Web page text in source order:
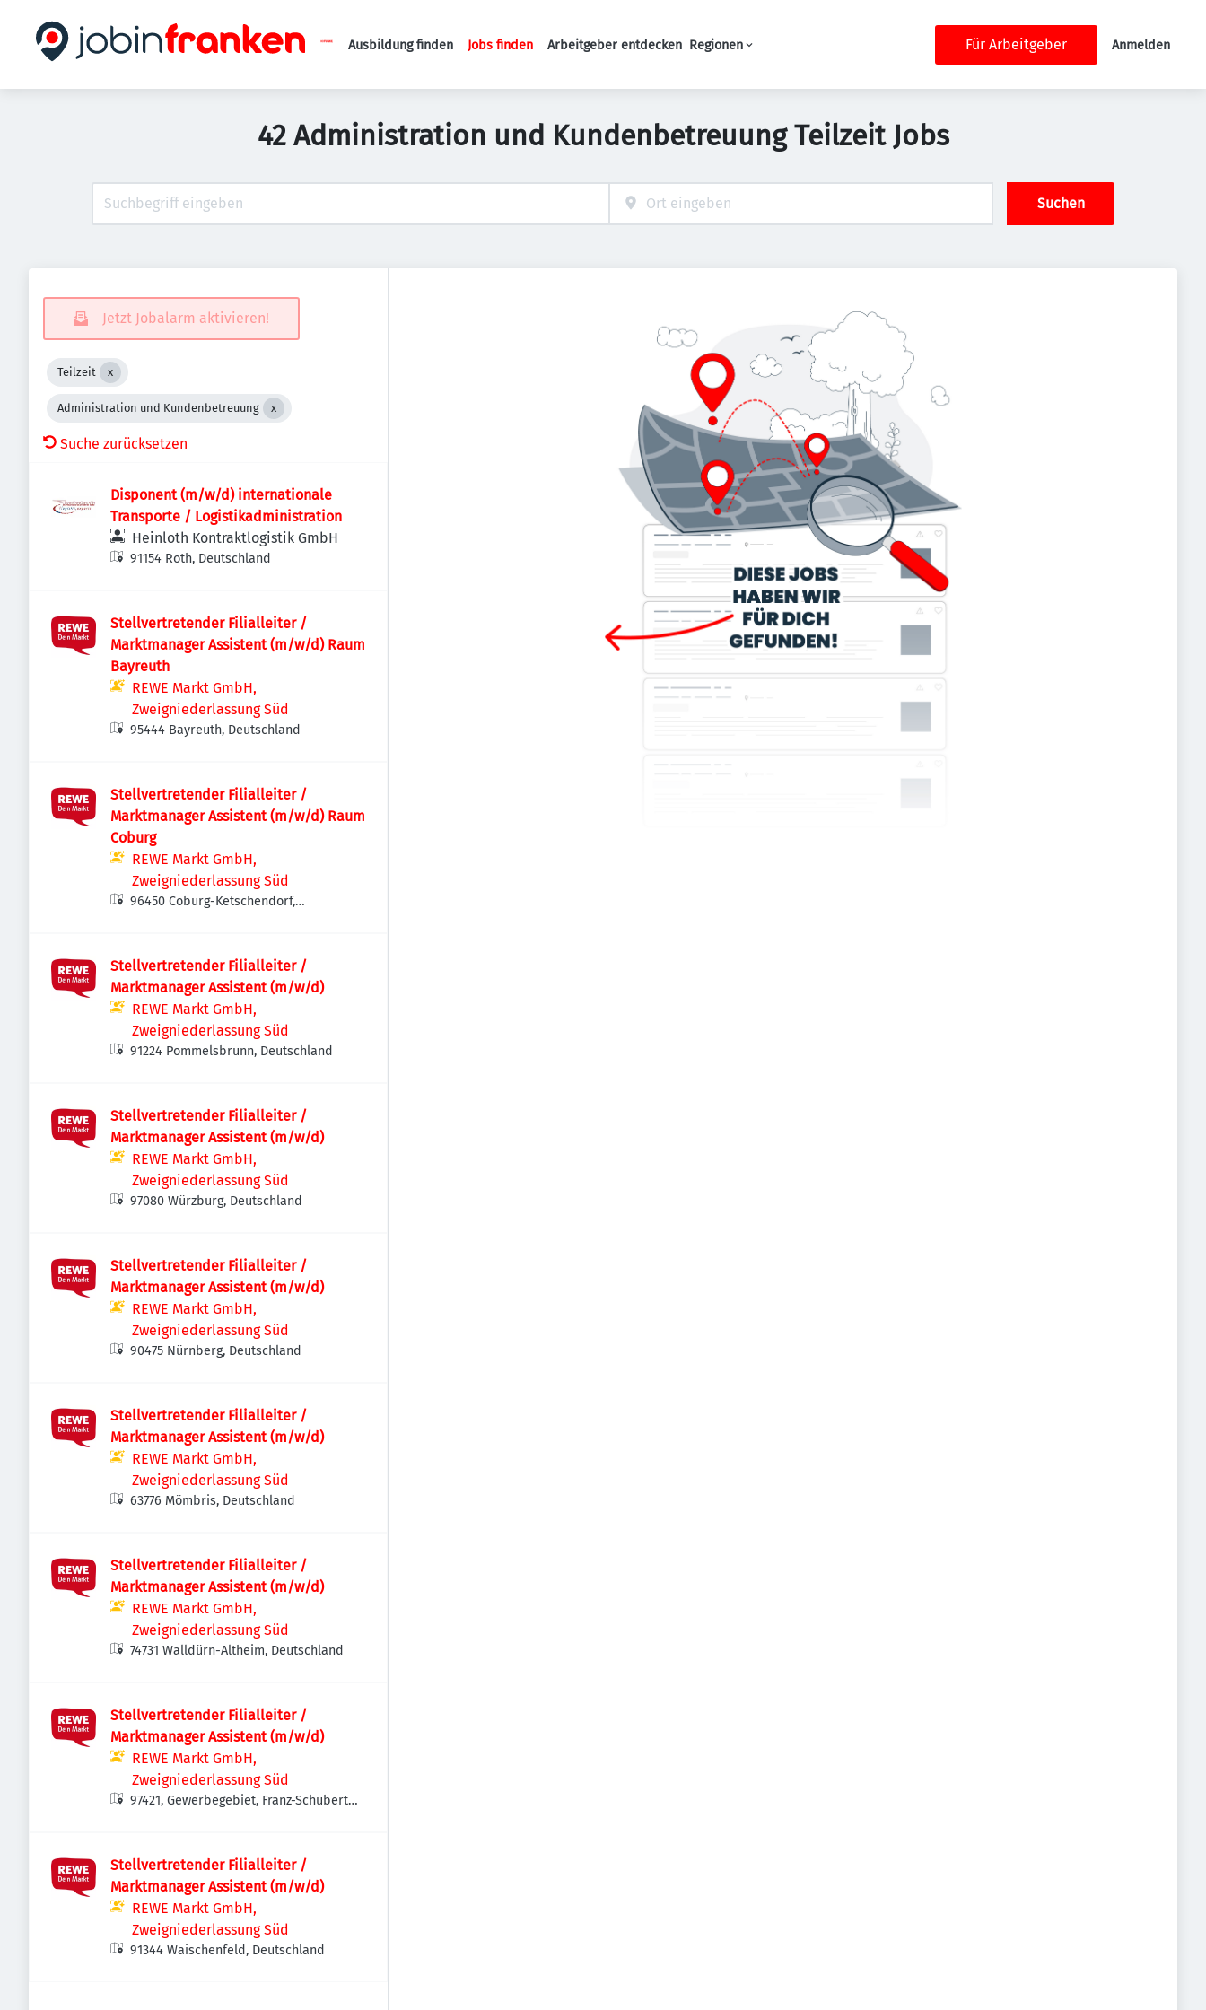
Haupt-Navigation
Ausbildung finden Jobs finden Arbeitgeber entdecken Regionen Für Arbeitgeber Anmelden
42 Administration und Kundenbetreuung Teilzeit Jobs
Suchen
Jetzt Jobalarm aktivieren!
Teilzeit
Administration und Kundenbetreuung
Suche zurücksetzen
Disponent (m/w/d) internationale
Transporte / Logistikadministration
Heinloth Kontraktlogistik GmbH
91154 Roth, Deutschland
Stellvertretender Filialleiter /
Marktmanager Assistent (m/w/d) Raum
Bayreuth
REWE Markt GmbH,
Zweigniederlassung Süd
95444 Bayreuth, Deutschland
Stellvertretender Filialleiter /
Marktmanager Assistent (m/w/d) Raum
Coburg
REWE Markt GmbH,
Zweigniederlassung Süd
96450 Coburg-Ketschendorf,
Stellvertretender Filialleiter /
Marktmanager Assistent (m/w/d)
REWE Markt GmbH,
Zweigniederlassung Süd
91224 Pommelsbrunn, Deutschland
Stellvertretender Filialleiter /
Marktmanager Assistent (m/w/d)
REWE Markt GmbH,
Zweigniederlassung Süd
97080 Würzburg, Deutschland
Stellvertretender Filialleiter /
Marktmanager Assistent (m/w/d)
REWE Markt GmbH,
Zweigniederlassung Süd
90475 Nürnberg, Deutschland
Stellvertretender Filialleiter /
Marktmanager Assistent (m/w/d)
REWE Markt GmbH,
Zweigniederlassung Süd
63776 Mömbris, Deutschland
Stellvertretender Filialleiter /
Marktmanager Assistent (m/w/d)
REWE Markt GmbH,
Zweigniederlassung Süd
74731 Walldürn-Altheim, Deutschland
Stellvertretender Filialleiter /
Marktmanager Assistent (m/w/d)
REWE Markt GmbH,
Zweigniederlassung Süd
97421, Gewerbegebiet, Franz-Schubert-
Stellvertretender Filialleiter /
Marktmanager Assistent (m/w/d)
REWE Markt GmbH,
Zweigniederlassung Süd
91344 Waischenfeld, Deutschland